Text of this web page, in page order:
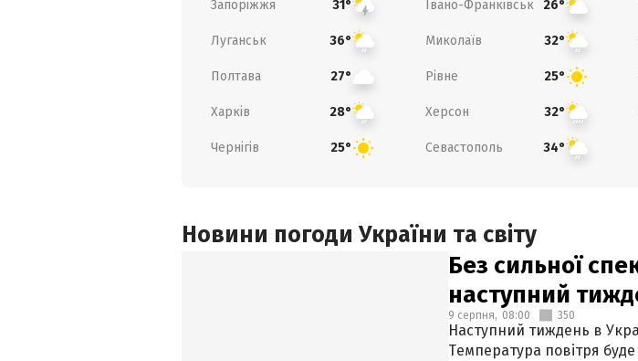
Запоріжжя 31° Івано-Франківськ 26°
Луганськ 36° Миколаїв 32°
Полтава 27° Рівне 25°
Харків 28° Херсон 32°
Чернігів 25° Севастополь 34°
Новини погоди України та світу
Без сильної
наступний
9 серпня, 08:00 350
Наступний тиждень в
Температура повітря